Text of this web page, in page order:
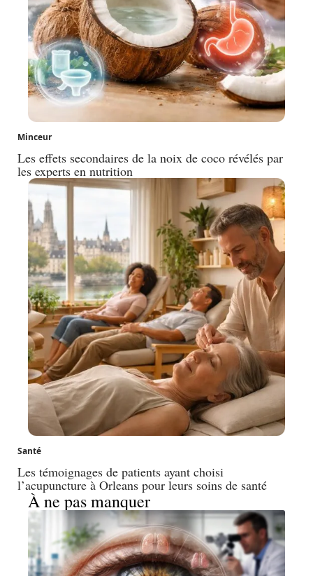
Minceur
Les effets secondaires de la noix de coco révélés par
les experts en nutrition
Santé
Les témoignages de patients ayant choisi
l’acupuncture à Orleans pour leurs soins de santé
À ne pas manquer